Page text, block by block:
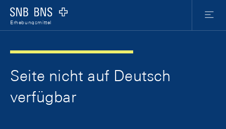
Logo
Erhebungsmittel
Menu
Seite nicht auf Deutsch
verfügbar